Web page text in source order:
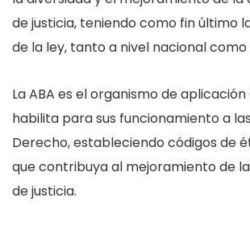
de justicia, teniendo como fin último
de la ley, tanto a nivel nacional como
La ABA es el organismo de
habilita para sus funcionamiento a
Derecho, estableciendo códigos de
que contribuya al mejoramiento de
de justicia.